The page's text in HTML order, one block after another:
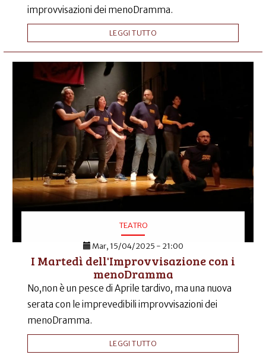
improvvisazioni dei menoDramma.
LEGGI TUTTO
TEATRO
Mar, 15/04/2025 - 21:00
I Martedì dell'Improvvisazione con i
menoDramma
No,non è un pesce di Aprile tardivo, ma una nuova
serata con le imprevedibili improvvisazioni dei
menoDramma.
LEGGI TUTTO